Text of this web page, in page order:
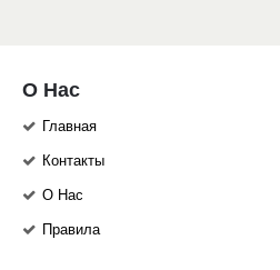
О Нас
Главная
Контакты
О Нас
Правила